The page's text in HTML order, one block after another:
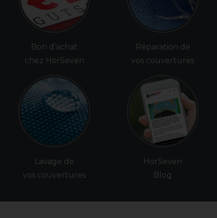
Bon d'achat
chez HorSeven
Lavage de
vos couvertures
Réparation de
vos couvertures
HorSeven
Blog